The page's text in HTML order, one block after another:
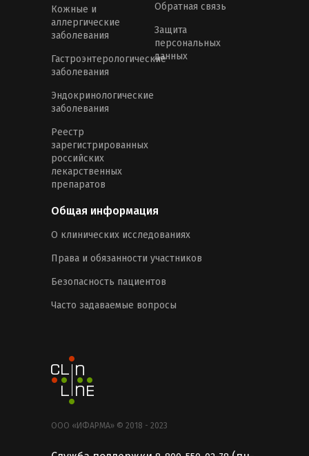
Кожные и
аллергические
заболевания
Гастроэнтерологические
заболевания
Эндокринологические
заболевания
Реестр
зарегистрированных
российских
лекарственных
препаратов
Обратная связь
Защита
персональных
данных
Общая информация
О клинических исследованиях
Права и обязанности участников
Безопасность пациентов
Часто задаваемые вопросы
ООО «ИФАРМА» © 2018 - 2023